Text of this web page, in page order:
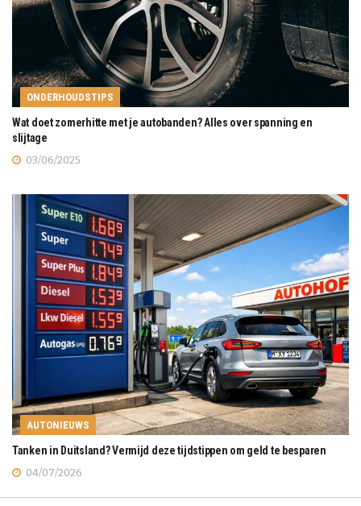
ONDERHOUDSTIPS
Wat doet zomerhitte met je autobanden? Alles over spanning en
slijtage
03/06/2025
AUTONIEUWS
Tanken in Duitsland? Vermijd deze tijdstippen om geld te besparen
04/07/2026